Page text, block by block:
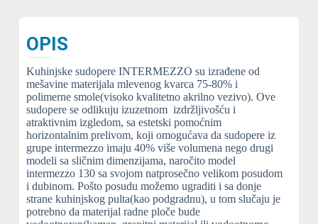
OPIS
Kuhinjske sudopere INTERMEZZO su izrađene od
mešavine materijala mlevenog kvarca 75-80% i
polimerne smole(visoko kvalitetno akrilno vezivo). Ove
sudopere se odlikuju izuzetnom izdržljivošću i
atraktivnim izgledom, sa estetski pomoćnim
horizontalnim prelivom, koji omogućava da sudopere iz
grupe intermezzo imaju 40% više volumena nego drugi
modeli sa sličnim dimenzijama, naročito model
intermezzo 130 sa svojom natprosečno velikom posudom
i dubinom. Pošto posudu možemo ugraditi i sa donje
strane kuhinjskog pulta(kao podgradnu), u tom slučaju je
potrebno da materijal radne ploče bude